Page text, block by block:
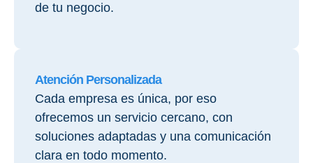
de tu negocio.
Atención Personalizada
Cada empresa es única, por eso
ofrecemos un servicio cercano, con
soluciones adaptadas y una comunicación
clara en todo momento.